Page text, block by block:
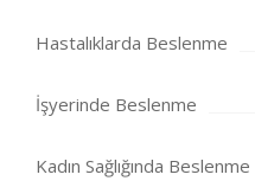
Hastalıklarda Beslenme
İşyerinde Beslenme
Kadın Sağlığında Beslenme